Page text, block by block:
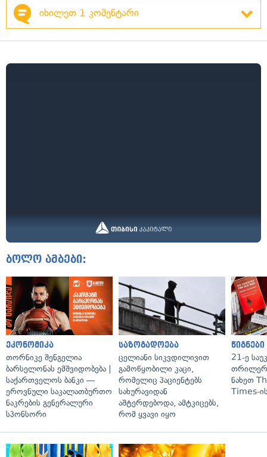
იხილეთ 1 კომენტარი
ბოლო ამბები:
ეკონომიკა
თორნიკე შენგელია
ბარსელონას ემშვიდობება |
საქართველოს ბანკი —
ეროვნული საკალათბურთო
ნაკრების გენერალური
სპონსორი
საზოგადოება
ცელიანი სიკვდილივით
გამოწყობილი კაცი,
რომელიც პაციენტებს
სახურავიდან
აშტერდებოდა, ამტკიცებს,
რომ ყვავი იყო
წიგნები
21-ე
ნახეთ
Times-